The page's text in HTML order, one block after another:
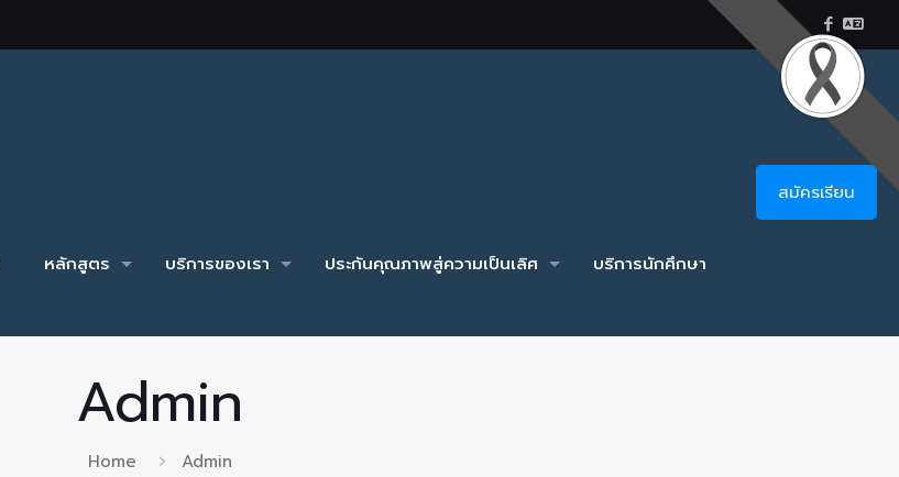
หลักสูตร บริการของเรา ประกันคุณภาพสู่ความเป็นเลิศ บริการนักศึกษา
สมัครเรียน
Admin
Home Admin